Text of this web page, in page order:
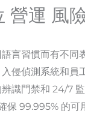
營運 風
言習慣而有不
侵偵測系統和
識門禁和 24/7
保 99.995% 的